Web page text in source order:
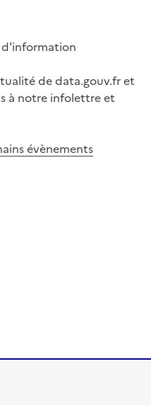
de data.gouv.fr et
à notre infolettre et
évènements